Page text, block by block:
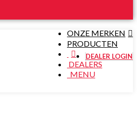
DEALER LOGIN
ONZE MERKEN
PRODUCTEN
DEALERS
MENU